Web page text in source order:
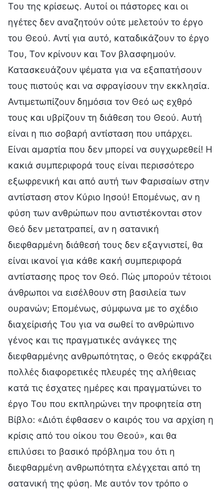
Του της κρίσεως. Αυτοί οι πάστορες και οι
ηγέτες δεν αναζητούν ούτε μελετούν το έργο
του Θεού. Αντί για αυτό, καταδικάζουν το έργο
Του, Τον κρίνουν και Τον βλασφημούν.
Κατασκευάζουν ψέματα για να εξαπατήσουν
τους πιστούς και να σφραγίσουν την εκκλησία.
Αντιμετωπίζουν δημόσια τον Θεό ως εχθρό
τους και υβρίζουν τη διάθεση του Θεού. Αυτή
είναι η πιο σοβαρή αντίσταση που υπάρχει.
Είναι αμαρτία που δεν μπορεί να συγχωρεθεί! Η
κακιά συμπεριφορά τους είναι περισσότερο
εξωφρενική και από αυτή των Φαρισαίων στην
αντίσταση στον Κύριο Ιησού! Επομένως, αν η
φύση των ανθρώπων που αντιστέκονται στον
Θεό δεν μετατραπεί, αν η σατανική
διεφθαρμένη διάθεσή τους δεν εξαγνιστεί, θα
είναι ικανοί για κάθε κακή συμπεριφορά
αντίστασης προς τον Θεό. Πώς μπορούν τέτοιοι
άνθρωποι να εισέλθουν στη βασιλεία των
ουρανών; Επομένως, σύμφωνα με το σχέδιο
διαχείρισής Του για να σωθεί το ανθρώπινο
γένος και τις πραγματικές ανάγκες της
διεφθαρμένης ανθρωπότητας, ο Θεός εκφράζει
πολλές διαφορετικές πλευρές της αλήθειας
κατά τις έσχατες ημέρες και πραγματώνει το
έργο Του που εκπληρώνει την προφητεία στη
Βίβλο: «Διότι έφθασεν ο καιρός του να αρχίση η
κρίσις από του οίκου του Θεού», και θα
επιλύσει το βασικό πρόβλημα του ότι η
διεφθαρμένη ανθρωπότητα ελέγχεται από τη
σατανική της φύση. Με αυτόν τον τρόπο ο